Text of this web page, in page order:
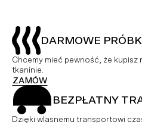
DARMOWE
Chcemy mieć pewność, że kupisz
tkaninie.
ZAMÓW
BEZPŁATNY
Dzięki wlasnemu transportowi